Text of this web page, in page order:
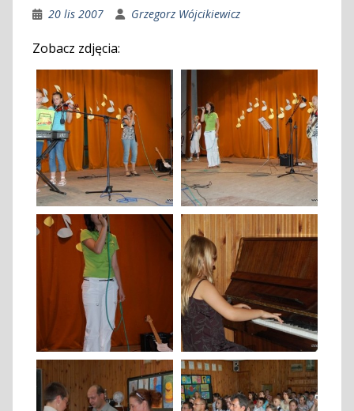
20 lis 2007 Grzegorz Wójcikiewicz
Zobacz zdjęcia: